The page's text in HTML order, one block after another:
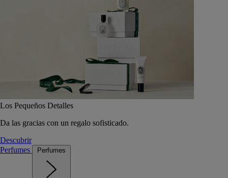
Los Pequeños Detalles
Da las gracias con un regalo sofisticado.
Descubrir
Perfumes
Perfumes